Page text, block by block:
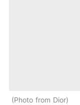
Photo from Dior